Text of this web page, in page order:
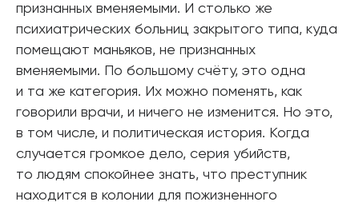
признанных вменяемыми. И столько же
психиатрических больниц закрытого типа, куда
помещают маньяков, не признанных
вменяемыми. По большому счёту, это одна
и та же категория. Их можно поменять, как
говорили врачи, и ничего не изменится. Но это,
в том числе, и политическая история. Когда
случается громкое дело, серия убийств,
то людям спокойнее знать, что преступник
находится в колонии для пожизненного